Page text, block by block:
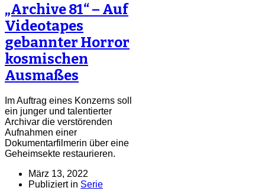
„Archive 81“ – Auf
Videotapes
gebannter Horror
kosmischen
Ausmaßes
Im Auftrag eines Konzerns soll
ein junger und talentierter
Archivar die verstörenden
Aufnahmen einer
Dokumentarfilmerin über eine
Geheimsekte restaurieren.
März 13, 2022
Publiziert in Serie